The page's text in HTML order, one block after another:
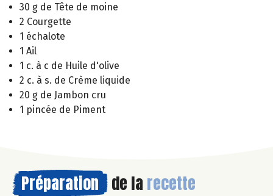
30 g de Tête de moine
2 Courgette
1 échalote
1 Ail
1 c. à c de Huile d'olive
2 c. à s. de Crème liquide
20 g de Jambon cru
1 pincée de Piment
Préparation de la recette